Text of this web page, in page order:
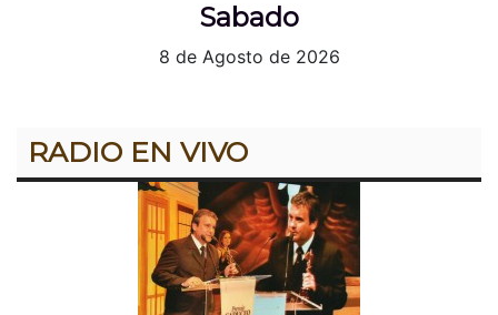
Sabado
8 de Agosto de 2026
RADIO EN VIVO